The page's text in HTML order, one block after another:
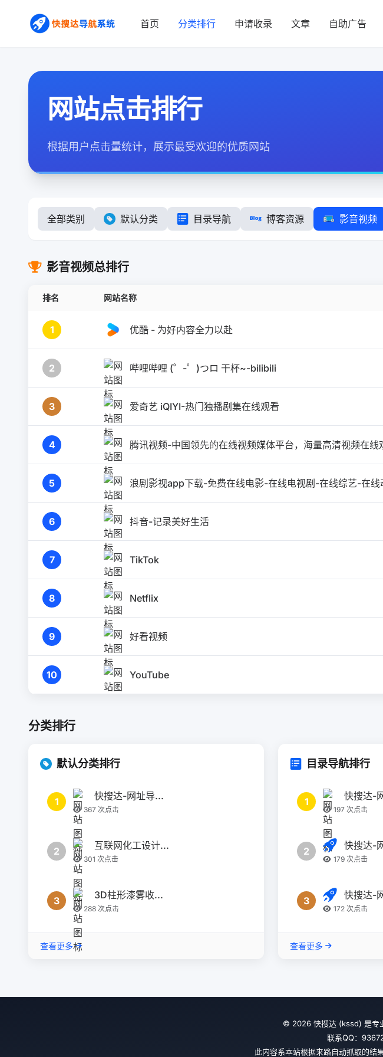
首页 分类排行 申请收录 文章 自助广告
网站点击排行
根据用户点击量统计，展示最受欢迎的优质网站
全部类别 默认分类 目录导航 博客资源 影音视频
影音视频总排行
排名 网站名称
1 优酷 - 为好内容全力以赴
2 哔哩哔哩 (゜-゜)つロ 干杯~-bilibili
3 爱奇艺 iQIYI-热门独播剧集在线观看
4 腾讯视频-中国领先的在线视频媒体平台，海量高清视频在线
5 浪剧影视app下载-免费在线电影-在线电视剧-在线综艺-在线
6 抖音-记录美好生活
7 TikTok
8 Netflix
9 好看视频
10 YouTube
分类排行
默认分类排行
1 快搜达-网址导...
367 次点击
2 互联网化工设计...
301 次点击
3 3D柱形漆雾收...
288 次点击
查看更多
目录导航排行
1 快搜达-
197 次点击
2 快搜达-
179 次点击
3 快搜达-
172 次点击
查看更多
© 2026 快搜达 (kssd) 是专
联系QQ：
此内容系本站根据来路自动抓取的结